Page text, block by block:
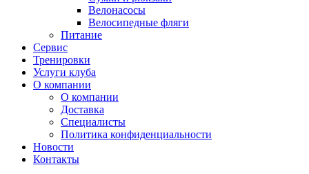
Велонасосы
Велосипедные фляги
Питание
Сервис
Тренировки
Услуги клуба
О компании
О компании
Доставка
Специалисты
Политика конфиденциальности
Новости
Контакты